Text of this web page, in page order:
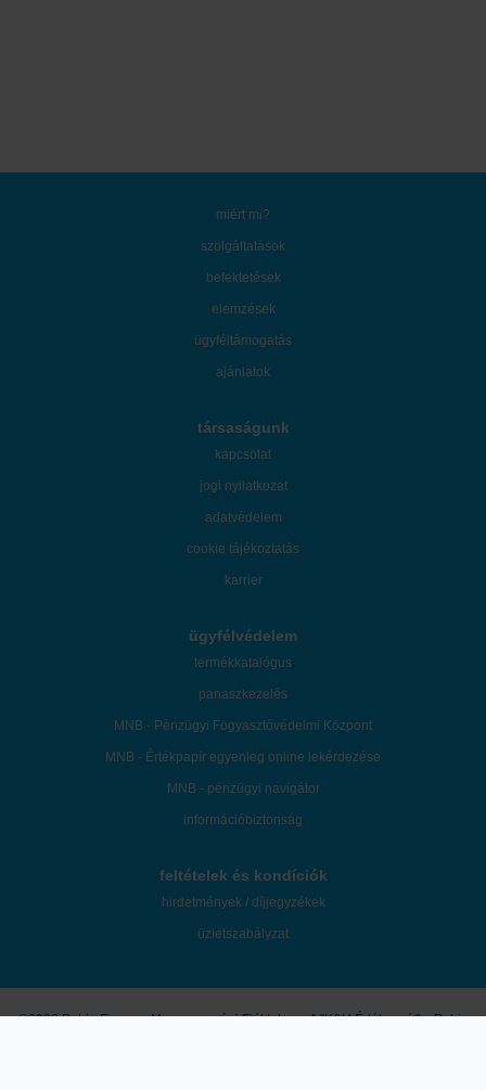
miért mi?
szolgáltatások
befektetések
elemzések
ügyféltámogatás
ajánlatok
társaságunk
kapcsolat
jogi nyilatkozat
adatvédelem
cookie tájékoztatás
karrier
ügyfélvédelem
termékkatalógus
panaszkezelés
MNB - Pénzügyi Fogyasztóvédelmi Központ
MNB - Értékpapír egyenleg online lekérdezése
MNB - pénzügyi navigátor
információbiztonság
feltételek és kondíciók
hirdetmények / díjjegyzékek
üzletszabályzat
©2026 Patria Finance Magyarországi Fióktelepe. A "K&H Értékpapír" a Patria